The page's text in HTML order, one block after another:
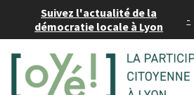
Suivez l'actualité de la
démocratie locale à Lyon
-